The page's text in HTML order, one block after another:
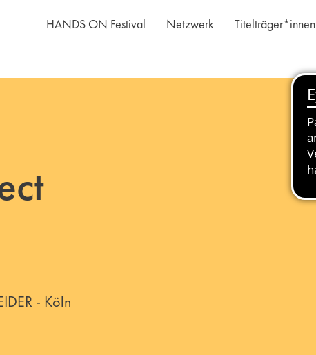
HANDS ON Festival Netzwerk Titelträger*innen
- Köln